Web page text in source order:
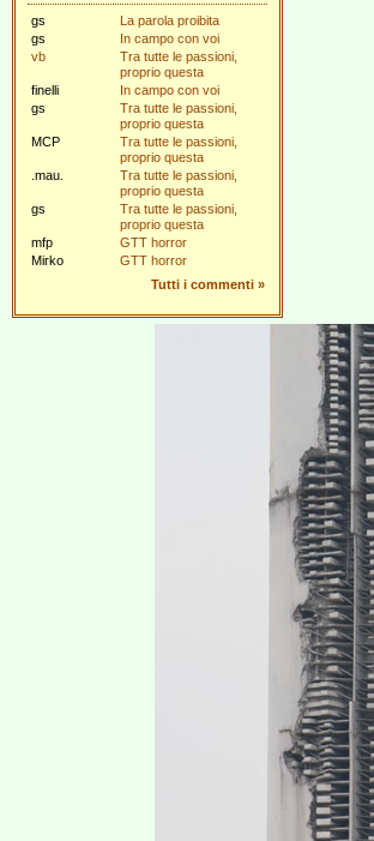
gs
La parola proibita
gs
In campo con voi
vb
Tra tutte le passioni,
proprio questa
finelli
In campo con voi
gs
Tra tutte le passioni,
proprio questa
MCP
Tra tutte le passioni,
proprio questa
.mau.
Tra tutte le passioni,
proprio questa
gs
Tra tutte le passioni,
proprio questa
mfp
GTT horror
Mirko
GTT horror
Tutti i commenti »